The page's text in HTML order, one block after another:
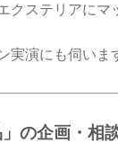
クステリアにマ
実演にも伺いま
の企画・相